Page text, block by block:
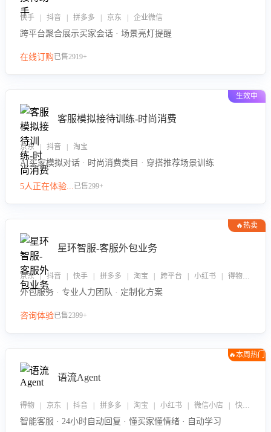
快手 | 抖音 | 拼多多 | 京东 | 企业微信
跨平台聚合展示买家会话 · 场景亮灯提醒
在线订购已售2919+
生效中
客服模拟接待训练-时尚消费
京东 | 抖音 | 淘宝
AI买家模拟对话 · 时尚消费类目 · 穿搭推荐场景训练
5人正在体验...已售299+
🔥热卖
星环智服-客服外包业务
京东 | 抖音 | 快手 | 拼多多 | 淘宝 | 跨平台 | 小红书 | 得物 | 企业微信
外包服务 · 专业人力团队 · 定制化方案
咨询体验已售2399+
🔥本周热门
语流Agent
得物 | 京东 | 抖音 | 拼多多 | 淘宝 | 小红书 | 微信小店 | 快手 | 唯品会
智能客服 · 24小时自动回复 · 懂买家懂情绪 · 自动学习